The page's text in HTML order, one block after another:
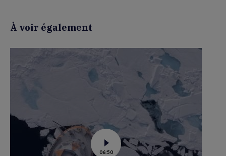
À voir également
Voir
la
06:50